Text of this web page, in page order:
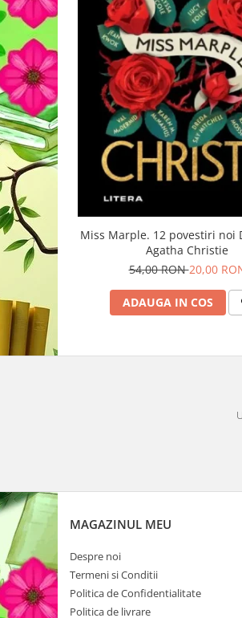
Miss Marple. 12 povestiri noi
Agatha Christie
54,00 RON20,00
ADAUGA IN COS
MAGAZINUL MEU
Despre noi
Termeni si Conditii
Politica de Confidentialitate
Politica de livrare